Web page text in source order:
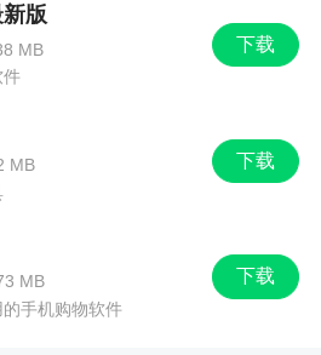
下载
版
MB
件
下载
MB
下载
MB
手机购物软件